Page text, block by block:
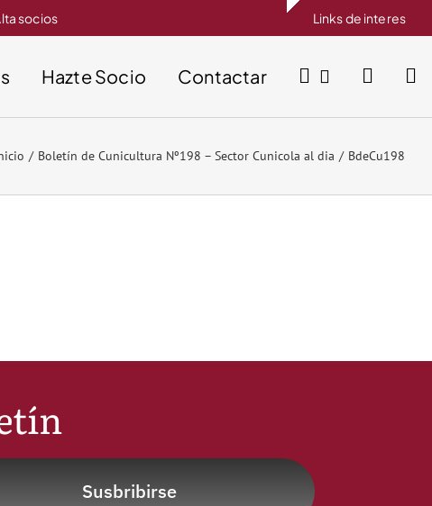
socios Links de interes
Hazte Socio Contactar
Boletín de Cunicultura Nº198 – Sector Cunicola al dia BdeCu198
Susbribirse